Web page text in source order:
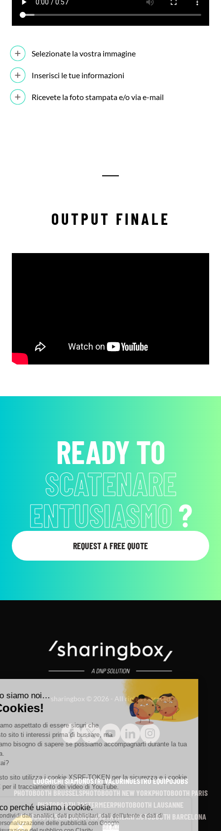
Selezionate la vostra immagine
Inserisci le tue informazioni
Ricevete la foto stampata e/o via e-mail
OUTPUT FINALE
READY TO
RAGGIUNGERE I
TUOI OBIETTIVI?
REQUEST A FREE QUOTE
sharingbox © 2026 - All rights reserved
LUOGHICHI SIAMONOSTRI VALORINUESTRO EQUIPOJOBS
PHOTOBOOTH BRUSSELSPHOTOBOOTH NEW YORKPHOTOBOOTH PARIS
PHOTOBOOTH ZOETERMEERPHOTOBOOTH LAUSANNE
PHOTOBOOTH BERLINPHOTOBOOTH MILANPHOTOBOOTH BARCELONA
SEE ALL